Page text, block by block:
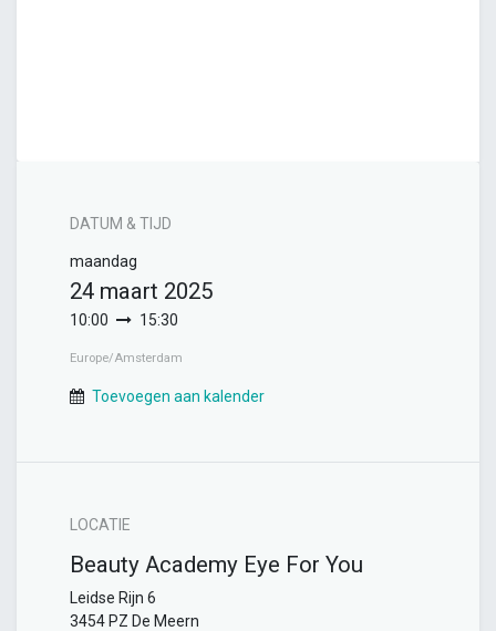
DATUM & TIJD
maandag
24 maart 2025
10:00 15:30
Europe/Amsterdam
Toevoegen aan kalender
LOCATIE
Beauty Academy Eye For You
Leidse Rijn 6
3454 PZ De Meern